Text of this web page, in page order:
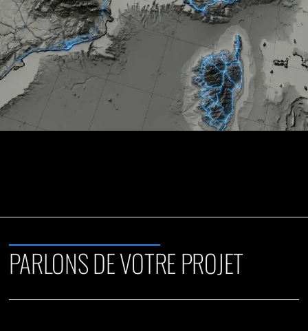
PARLONS DE VOTRE PROJET